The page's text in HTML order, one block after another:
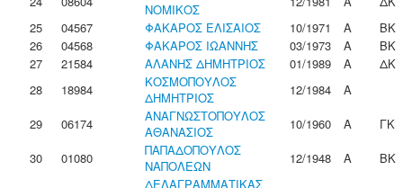
ΝΟΜΙΚΟΣ
25
04567 ΦΑΚΑΡΟΣ ΕΛΙΣΑΙΟΣ 10/1971 Α
ΒΚ
26
04568 ΦΑΚΑΡΟΣ ΙΩΑΝΝΗΣ 03/1973 Α
ΒΚ
27
21584 ΑΛΑΝΗΣ ΔΗΜΗΤΡΙΟΣ 01/1989 Α
ΔΚ
28
18984
ΚΟΣΜΟΠΟΥΛΟΣ
ΔΗΜΗΤΡΙΟΣ
12/1984
Α
29
06174
ΑΝΑΓΝΩΣΤΟΠΟΥΛΟΣ
ΑΘΑΝΑΣΙΟΣ
10/1960 Α
ΓΚ
30
01080
ΠΑΠΑΔΟΠΟΥΛΟΣ
ΝΑΠΟΛΕΩΝ
12/1948 Α
ΒΚ
ΔΕΛΑΓΡΑΜΜΑΤΙΚΑΣ